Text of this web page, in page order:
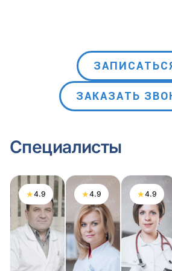
ЗАКАЗАТЬ
Специалисты
★4.9 ★4.9 ★4.9